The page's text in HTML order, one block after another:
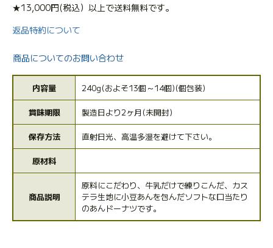
★13,000円(税込）以上で送料無料です。
返品特約について
商品についてのお問い合わせ
内容量 240g(およそ13個～14個)(個包装)
賞味期限 製造日より2ヶ月(未開封)
保存方法 直射日光、高温多湿を避けて下さい。
原材料
商品説明
原料にこだわり、牛乳だけで練りこんだ、カス
テラ生地に小豆あんを包んだソフトな口当たり
のあんドーナツです。